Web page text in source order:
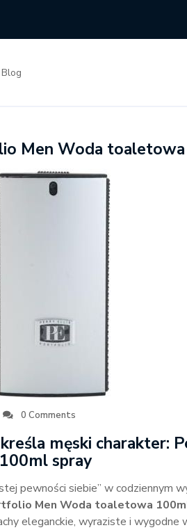
Blog
Men Woda
0 Comments
męski charakter:
spray
pewności siebie” w codziennym
Men Woda toaletowa
eleganckie, wyraziste i wygodne